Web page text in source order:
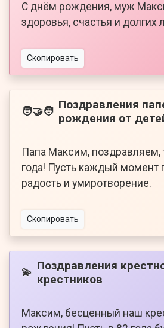
С днём рождения, муж
здоровья, счастья и долгих
Скопировать
🧑‍🤝‍🧑 Поздравления
рождения от
Папа Максим, поздравляем,
года! Пусть каждый момент
радость и умиротворение.
Скопировать
💫 Поздравления
крестников
Максим, бесценный наш